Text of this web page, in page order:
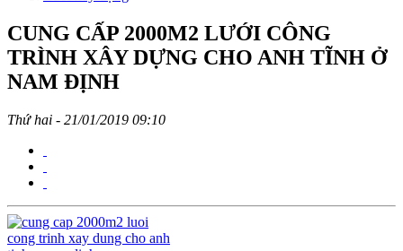
CUNG CẤP 2000M2 LƯỚI CÔNG
TRÌNH XÂY DỰNG CHO ANH TĨNH Ở
NAM ĐỊNH
Thứ hai - 21/01/2019 09:10